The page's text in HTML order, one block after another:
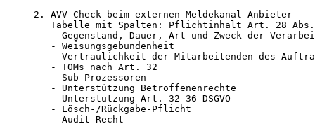
2. AVV-Check beim externen Meldekanal-Anbieter
Tabelle mit Spalten: Pflichtinhalt Art. 28
- Gegenstand, Dauer, Art und Zweck der
   - Weisungsgebundenheit
- Vertraulichkeit der Mitarbeitenden des
   - TOMs nach Art. 32
   - Sub-Prozessoren
   - Unterstützung Betroffenenrechte
   - Unterstützung Art. 32–36 DSGVO
   - Lösch-/Rückgabe-Pflicht
   - Audit-Recht